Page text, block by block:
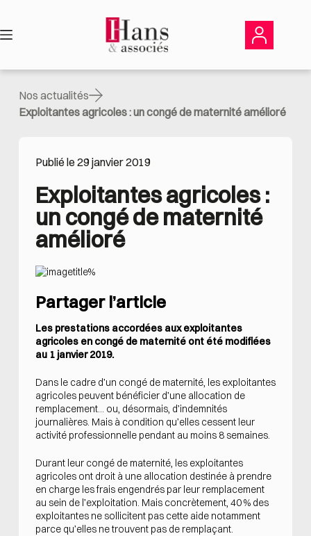
contenu
Nos actualités
Exploitantes agricoles : un congé de maternité amélioré
Publié le 29 janvier 2019
Exploitantes agricoles :
un congé de maternité
amélioré
Partager l’article
Les prestations accordées aux exploitantes
agricoles en congé de maternité ont été modifiées
au 1 janvier 2019.
Dans le cadre d’un congé de maternité, les exploitantes
agricoles peuvent bénéficier d’une allocation de
remplacement… ou, désormais, d’indemnités
journalières. Mais à condition qu’elles cessent leur
activité professionnelle pendant au moins 8 semaines.
Durant leur congé de maternité, les exploitantes
agricoles ont droit à une allocation destinée à prendre
en charge les frais engendrés par leur remplacement
au sein de l’exploitation. Mais concrètement, 40 % des
exploitantes ne sollicitent pas cette aide notamment
parce qu’elles ne trouvent pas de remplaçant.